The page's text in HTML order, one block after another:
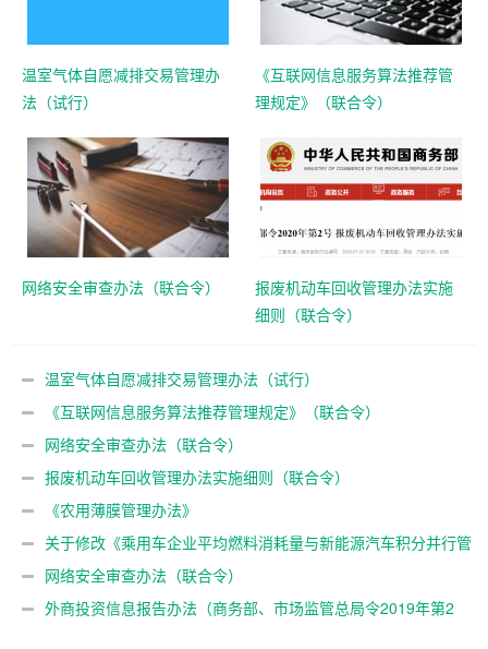
温室气体自愿减排交易管理办
法（试行）
《互联网信息服务算法推荐管
理规定》（联合令）
网络安全审查办法（联合令）
报废机动车回收管理办法实施
细则（联合令）
温室气体自愿减排交易管理办法（试行）
《互联网信息服务算法推荐管理规定》（联合令）
网络安全审查办法（联合令）
报废机动车回收管理办法实施细则（联合令）
《农用薄膜管理办法》
关于修改《乘用车企业平均燃料消耗量与新能源汽车积分并行管
理办法》的决定（联合规章）
网络安全审查办法（联合令）
外商投资信息报告办法（商务部、市场监管总局令2019年第2